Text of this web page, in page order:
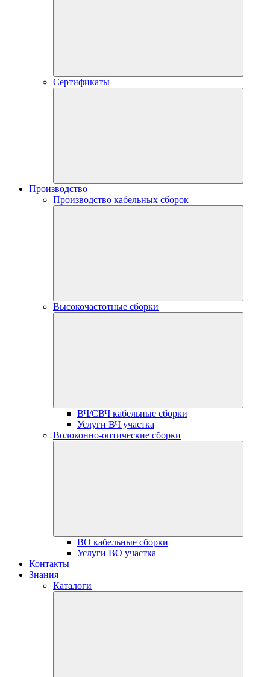
Сертификаты
Производство
Производство кабельных сборок
Высокочастотные сборки
ВЧ/СВЧ кабельные сборки
Услуги ВЧ участка
Волоконно-оптические сборки
ВО кабельные сборки
Услуги ВО участка
Контакты
Знания
Каталоги